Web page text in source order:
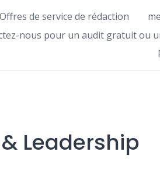
Offres de service de rédaction
nous pour un audit gratuit ou
Leadership